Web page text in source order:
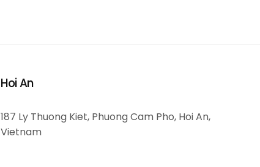
Hoi An
187 Ly Thuong Kiet, Phuong Cam Pho, Hoi An,
Vietnam